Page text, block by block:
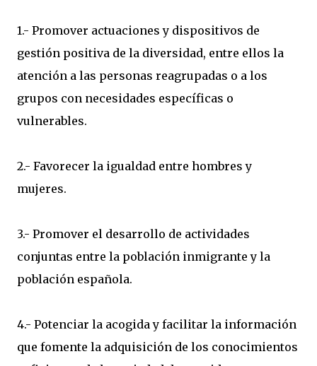
1.- Promover actuaciones y dispositivos de
gestión positiva de la diversidad, entre ellos la
atención a las personas reagrupadas o a los
grupos con necesidades específicas o
vulnerables.
2.- Favorecer la igualdad entre hombres y
mujeres.
3.- Promover el desarrollo de actividades
conjuntas entre la población inmigrante y la
población española.
4.- Potenciar la acogida y facilitar la información
que fomente la adquisición de los conocimientos